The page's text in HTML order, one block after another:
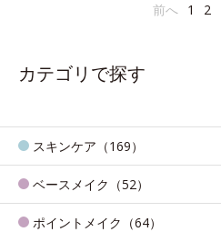
前へ 1 2
カテゴリで探す
スキンケア（169）
ベースメイク（52）
ポイントメイク（64）